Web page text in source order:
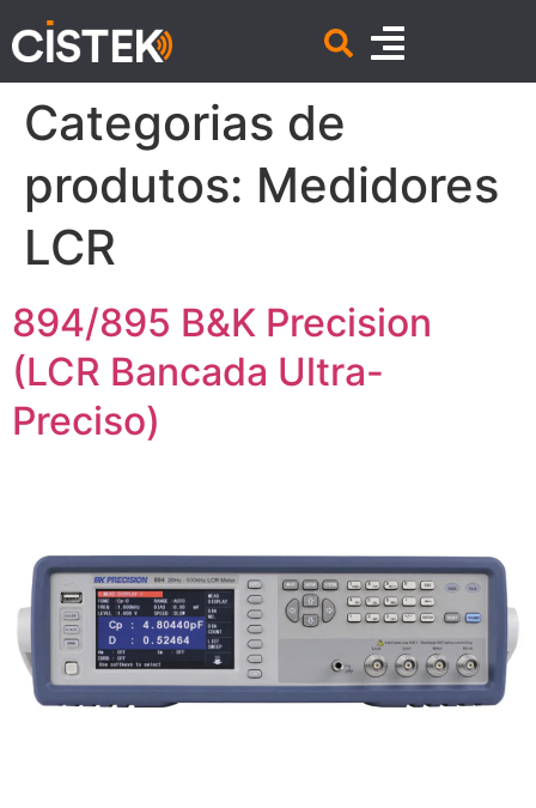
Categorias de
produtos: Medidores
LCR
894/895 B&K Precision
(LCR Bancada Ultra-
Preciso)